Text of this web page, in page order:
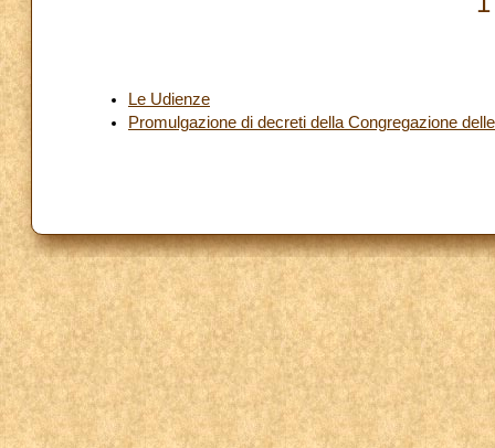
Le Udienze
Promulgazione di decreti della Congregazione